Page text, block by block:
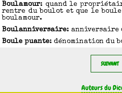
Boulamour: quand le
rentre du boulot et que le boule
boulamour.
Boulanniversaire: anniversaire
Boule puante: dénomination du
SUIVANT
Auteurs du